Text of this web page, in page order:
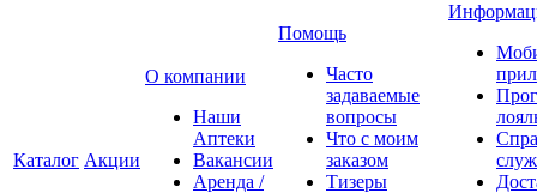
Каталог Акции
О компании
Наши
Аптеки
Вакансии
Аренда /
Помощь
Часто
задаваемые
вопросы
Что с моим
заказом
Тизеры